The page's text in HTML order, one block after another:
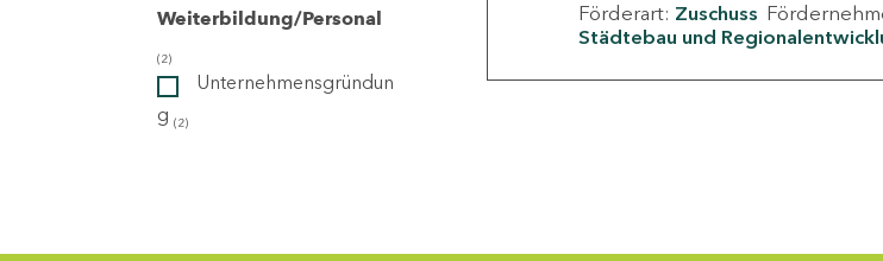
Weiterbildung/Personal
(2)
Unternehmensgründun
g (2)
Förderart: Zuschuss
Städtebau und